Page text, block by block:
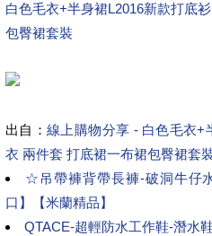
白色毛衣+半身裙L2016新款打底
包臀裙套裝
出自：線上購物分享 - 白色毛衣+
衣 兩件套 打底裙一布裙包臀裙套
☆吊帶褲背帶長褲-破洞牛仔
口】【米蘭精品】
QTACE-超輕防水工作鞋-潛水